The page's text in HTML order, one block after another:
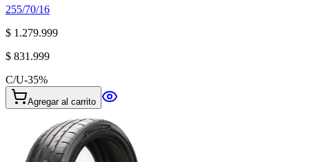
255/70/16
$ 1.279.999
$ 831.999
C/U-35%
Agregar al carrito